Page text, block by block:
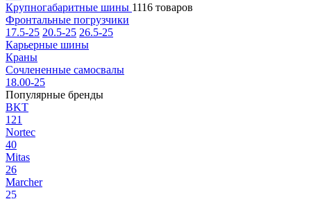
Крупногабаритные шины 1116 товаров
Фронтальные погрузчики
17.5-25 20.5-25 26.5-25
Карьерные шины
Краны
Сочлененные самосвалы
18.00-25
Популярные бренды
BKT
121
Nortec
40
Mitas
26
Marcher
25